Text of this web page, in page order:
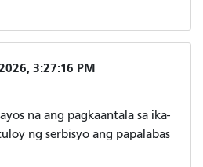
3:27:16 PM
na ang pagkaantala sa ika-
ng serbisyo ang papalabas